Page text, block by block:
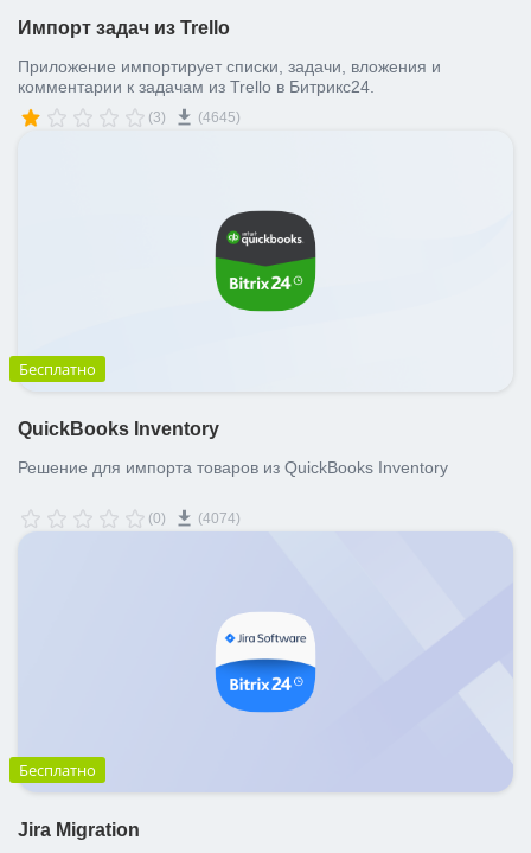
Импорт задач из Trello
Приложение импортирует списки, задачи, вложения и
комментарии к задачам из Trello в Битрикс24.
(3) (4645)
Бесплатно
QuickBooks Inventory
Решение для импорта товаров из QuickBooks Inventory
(0) (4074)
Бесплатно
Jira Migration